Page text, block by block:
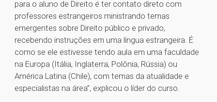
para o aluno de Direito é ter contato direto com
professores estrangeiros ministrando temas
emergentes sobre Direito público e privado,
recebendo instruções em uma língua estrangeira. É
como se ele estivesse tendo aula em uma faculdade
na Europa (Itália, Inglaterra, Polônia, Rússia) ou
América Latina (Chile), com temas da atualidade e
especialistas na área”, explicou o líder do curso.